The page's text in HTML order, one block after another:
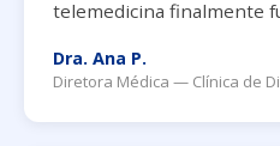
telemedicina finalmente
Dra. Ana P.
Diretora Médica — Clínica de